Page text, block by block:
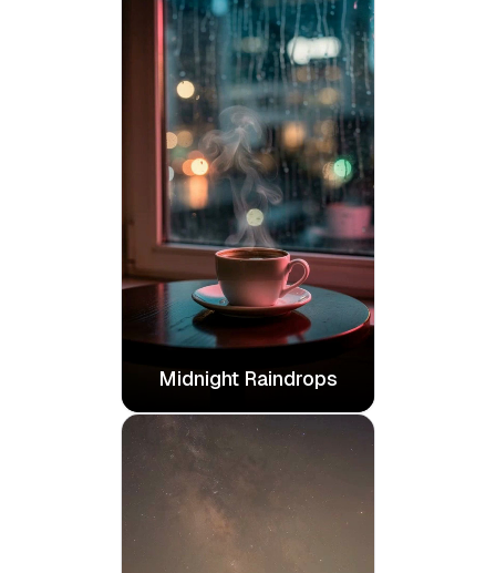
Midnight Raindrops